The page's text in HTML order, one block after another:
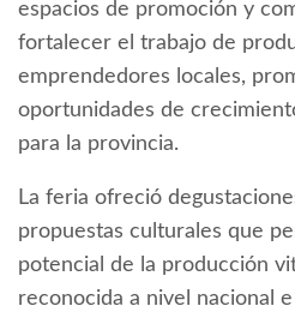
espacios de promoción y
fortalecer el trabajo de
emprendedores locales,
oportunidades de
para la provincia.
La feria ofreció
propuestas culturales que
potencial de la producción
reconocida a nivel nacional